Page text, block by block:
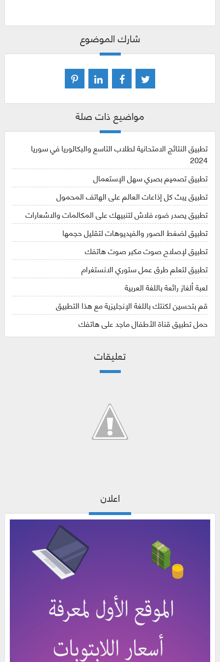
شارك الموضوع
مواضيع ذات صلة
تطبيق النتائج الامتحانية لطلاب التاسع والبكالوريا في سوريا
2024
تطبيق تصميم بصري سهل الإستعمال
تطبيق يبث كل إذاعات العالم على الهاتف المحمول
تطبيق يصدر ضوء فلاش لتنبيهك على المكالمات والاشعارات
تطبيق لضغط الصور والفيديوهات لتقليل حجمها
تطبيق لإصلاح صوت مكبر صوت هاتفك
تطبيق لتعلم طرق عمل ستوري الانستغرام
لعبة ألغاز رائعة باللغة العربية
قم بتحسين لكنتك باللغة الإنجليزية مع هذا التطبيق
حمل تطبيق قناة الأطفال ماجد على هاتفك
تعليقات
اعلان